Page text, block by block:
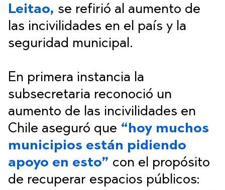
Leitao, se refirió al aumento de
las incivilidades en el país y la
seguridad municipal.
En primera instancia la
subsecretaria reconoció un
aumento de las incivilidades en
Chile aseguró que “hoy muchos
municipios están pidiendo
apoyo en esto” con el propósito
de recuperar espacios públicos: